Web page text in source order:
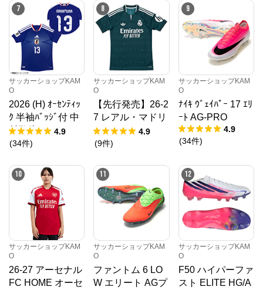
7
サッカーショップKAM
O
2026 (H) ｵｰｾﾝﾃｨｯ
ｸ 半袖ﾊﾞｯｼﾞ付 中
村敬斗
4.9
(34件)
8
サッカーショップKAM
O
【先行発売】26-2
7 レアル・マドリ
ード AWAY ユニ
フォーム
4.9
(9件)
9
サッカーショップKAM
O
ﾅｲｷ ｳﾞｪｲﾊﾟｰ 17 ｴﾘ
ｰﾄ AG-PRO
4.9
(34件)
10
サッカーショップKAM
O
26-27 アーセナル
FC HOME オーセ
11
サッカーショップKAM
O
ファントム 6 LO
W エリート AGプ
12
サッカーショップKAM
O
F50 ハイパーファ
スト ELITE HG/A
公式ECサイト
※外部サイトが開きます
メガスポーツ公式サイトからのコメント
スポーツ・アウトドア用品ならスポーツオーソリテ
ジャーと各ブランドの新商品を多数ご紹介！